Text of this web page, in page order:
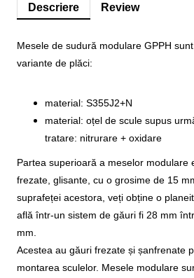
Descriere Review
Mesele de sudură modulare GPPH
variante de plăci:
material: S355J2+N
material: oțel de scule supus
tratare: nitrurare + oxidare
Partea superioară a meselor modulare
frezate, glisante, cu o grosime de 15
suprafeței acestora, veți obține o
află într-un sistem de găuri fi 28 mm
mm.
Acestea au găuri frezate și șanfrenate
montarea sculelor. Mesele modulare